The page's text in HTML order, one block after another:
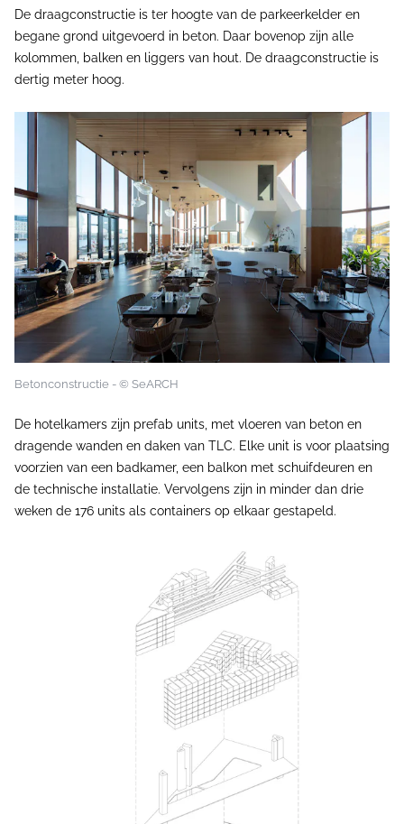
De draagconstructie is ter hoogte van de parkeerkelder en
begane grond uitgevoerd in beton. Daar bovenop zijn alle
kolommen, balken en liggers van hout. De draagconstructie is
dertig meter hoog.
Betonconstructie - © SeARCH
De hotelkamers zijn prefab units, met vloeren van beton en
dragende wanden en daken van TLC. Elke unit is voor plaatsing
voorzien van een badkamer, een balkon met schuifdeuren en
de technische installatie. Vervolgens zijn in minder dan drie
weken de 176 units als containers op elkaar gestapeld.